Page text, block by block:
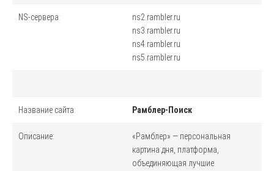
NS-сервера:
ns2.rambler.ru
ns3.rambler.ru
ns4.rambler.ru
ns5.rambler.ru
Название сайта: Рамблер-Поиск
Описание:
«Рамблер» — персональная
картина дня, платформа,
объединяющая лучшие